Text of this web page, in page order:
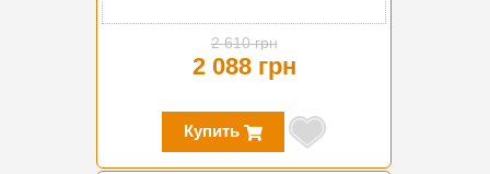
2 610 грн
2 088 грн
Купить